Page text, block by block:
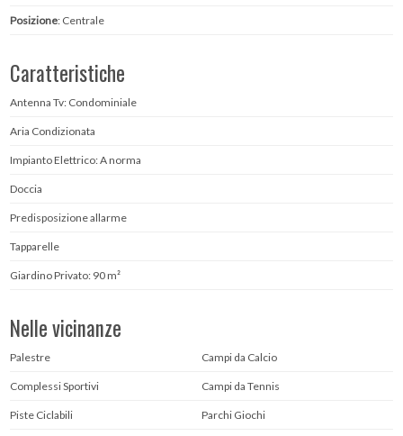
Posizione: Centrale
Caratteristiche
Antenna Tv: Condominiale
Aria Condizionata
Impianto Elettrico: A norma
Doccia
Predisposizione allarme
Tapparelle
Giardino Privato: 90 m²
Nelle vicinanze
Palestre Campi da Calcio
Complessi Sportivi Campi da Tennis
Piste Ciclabili Parchi Giochi